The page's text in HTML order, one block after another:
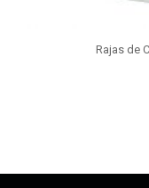
Rajas de